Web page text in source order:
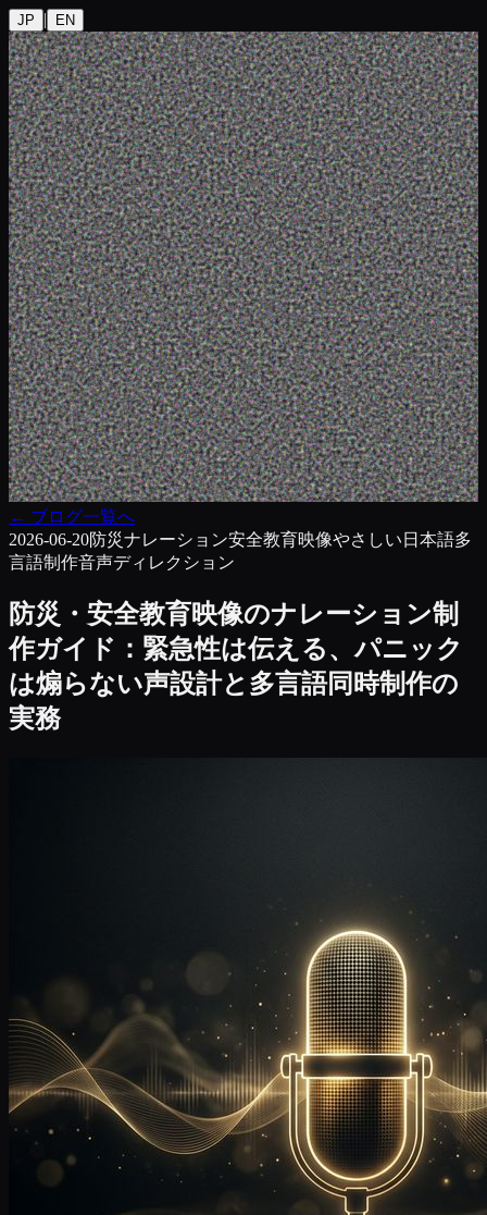
JP | EN
← ブログ一覧へ
2026-06-20防災ナレーション安全教育映像やさしい日本語多
言語制作音声ディレクション
防災・安全教育映像のナレーション制
作ガイド：緊急性は伝える、パニック
は煽らない声設計と多言語同時制作の
実務